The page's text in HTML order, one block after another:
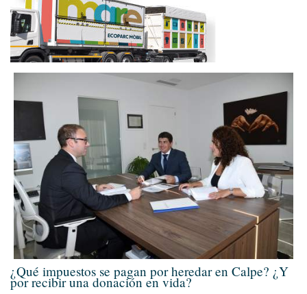
¿Qué impuestos se pagan por heredar en Calpe? ¿Y
por recibir una donación en vida?